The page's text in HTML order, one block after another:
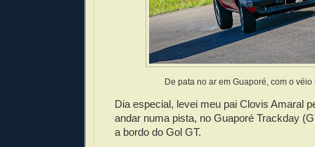
De pata no ar em Guaporé, com o véio
Dia especial, levei meu pai Clovis Amaral
andar numa pista, no Guaporé Trackday
a bordo do Gol GT.